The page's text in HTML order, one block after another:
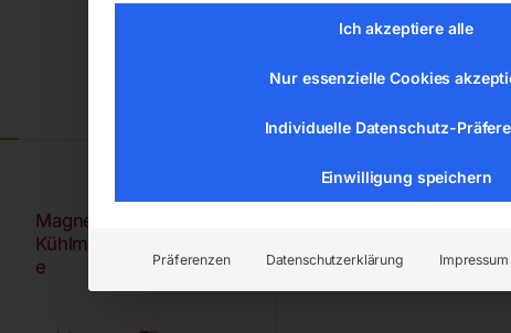
Magnet.
Kühlmittelreinigungsanlag
e
Ich akzeptiere alle
Nur essenzielle Cookies
Individuelle Datenschutz-
Einwilligung speichern
Präferenzen Datenschutzerklärung Impressum